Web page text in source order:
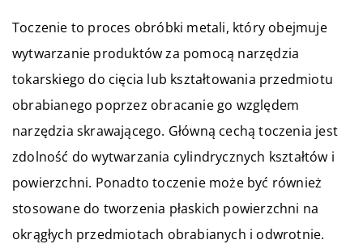
Toczenie to proces obróbki metali, który obejmuje
wytwarzanie produktów za pomocą narzędzia
tokarskiego do cięcia lub kształtowania przedmiotu
obrabianego poprzez obracanie go względem
narzędzia skrawającego. Główną cechą toczenia jest
zdolność do wytwarzania cylindrycznych kształtów i
powierzchni. Ponadto toczenie może być również
stosowane do tworzenia płaskich powierzchni na
okrągłych przedmiotach obrabianych i odwrotnie.